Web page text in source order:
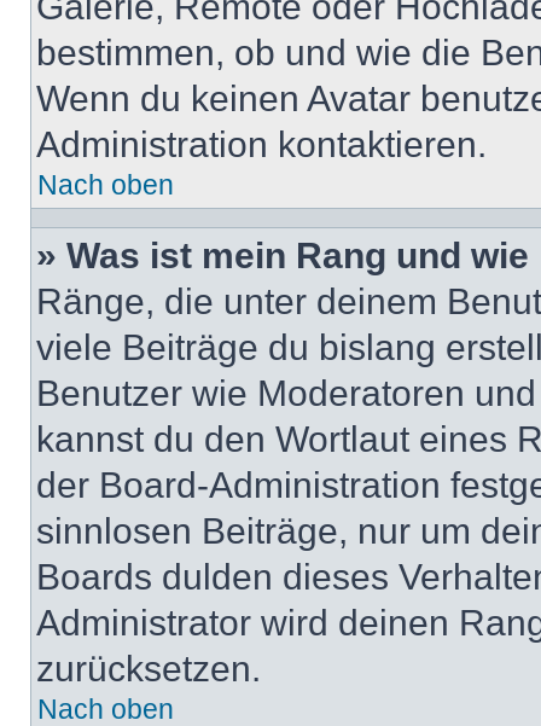
bestimmen, ob und wie die
Wenn du keinen Avatar
Administration kontaktieren.
Nach oben
» Was ist mein Rang und
Ränge, die unter deinem
viele Beiträge du bislang
Benutzer wie Moderatoren
kannst du den Wortlaut eines
der Board-Administration
sinnlosen Beiträge, nur um
Boards dulden dieses
Administrator wird deinen
zurücksetzen.
Nach oben